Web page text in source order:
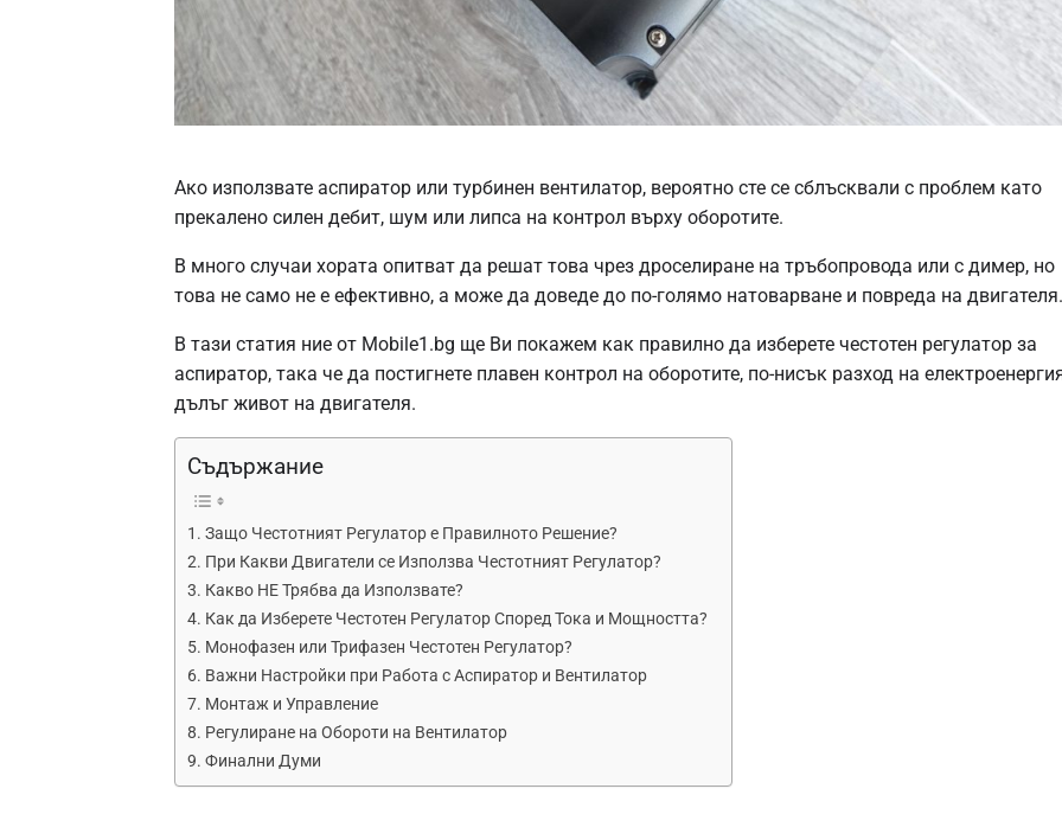
Ако използвате аспиратор или турбинен вентилатор, вероятно сте се сблъсквали с проблем като
прекалено силен дебит, шум или липса на контрол върху оборотите.
В много случаи хората опитват да решат това чрез дроселиране на тръбопровода или с димер, но
това не само не е ефективно, а може да доведе до по-голямо натоварване и повреда на двигателя.
В тази статия ние от Mobile1.bg ще Ви покажем как правилно да изберете честотен регулатор за
аспиратор, така че да постигнете плавен контрол на оборотите, по-нисък разход на
дълъг живот на двигателя.
Съдържание
Защо Честотният Регулатор е Правилното Решение?
При Какви Двигатели се Използва Честотният Регулатор?
Какво НЕ Трябва да Използвате?
Как да Изберете Честотен Регулатор Според Тока и Мощността?
Монофазен или Трифазен Честотен Регулатор?
Важни Настройки при Работа с Аспиратор и Вентилатор
Монтаж и Управление
Регулиране на Обороти на Вентилатор
Финални Думи